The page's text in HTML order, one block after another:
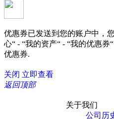
优惠券已发送到您的账户中，
心“ - “我的资产“ - “我的优惠券
优惠券.
关闭 立即查看
返回顶部
关于我们
公司历